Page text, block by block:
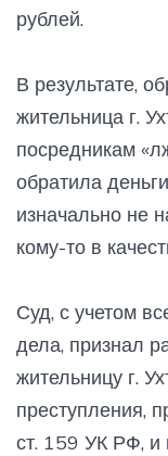
рублей.
В результате,
жительница г.
посредникам
обратила
изначально не
кому-то в
Суд, с учетом
дела, признал
жительницу г.
преступления,
ст. 159 УК РФ, и